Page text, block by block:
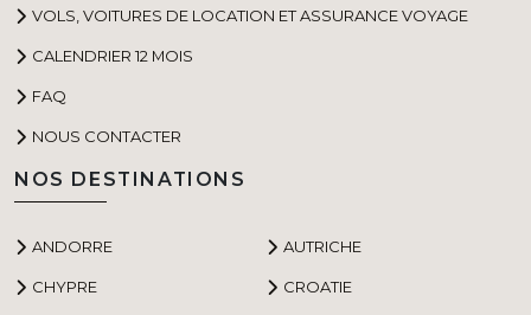
VOLS, VOITURES DE LOCATION ET ASSURANCE VOYAGE
CALENDRIER 12 MOIS
FAQ
NOUS CONTACTER
NOS DESTINATIONS
ANDORRE AUTRICHE
CHYPRE CROATIE